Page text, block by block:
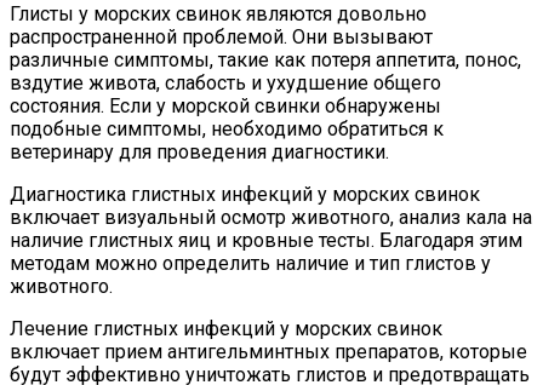
Глисты у морских свинок являются довольно
распространенной проблемой. Они вызывают
различные симптомы, такие как потеря аппетита, понос,
вздутие живота, слабость и ухудшение общего
состояния. Если у морской свинки обнаружены
подобные симптомы, необходимо обратиться к
ветеринару для проведения диагностики.
Диагностика глистных инфекций у морских свинок
включает визуальный осмотр животного, анализ кала на
наличие глистных яиц и кровные тесты. Благодаря этим
методам можно определить наличие и тип глистов у
животного.
Лечение глистных инфекций у морских свинок
включает прием антигельминтных препаратов, которые
будут эффективно уничтожать глистов и предотвращать